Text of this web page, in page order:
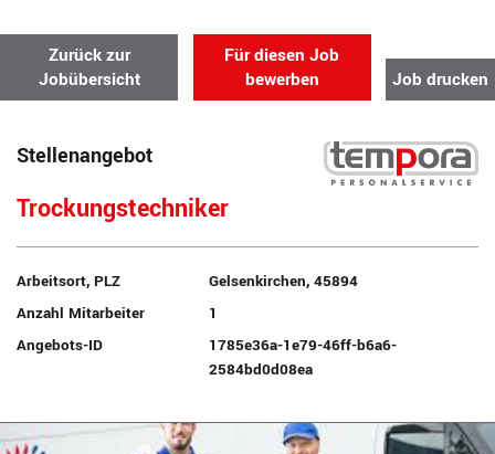
Zurück zur
Jobübersicht
Für diesen Job
bewerben
Job drucken
Stellenangebot
Trockungstechniker
Arbeitsort, PLZ
Gelsenkirchen, 45894
Anzahl Mitarbeiter
1
Angebots-ID
1785e36a-1e79-46ff-b6a6-
2584bd0d08ea